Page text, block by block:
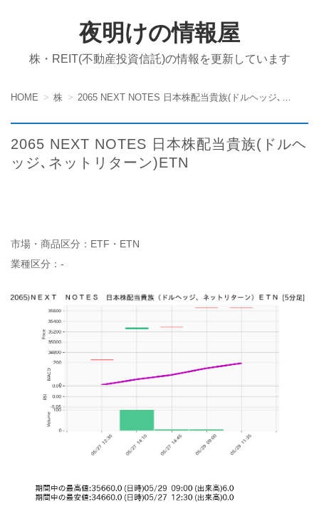
夜明けの情報屋
株・REIT(不動産投資信託)の情報を更新しています
HOME 株 2065 NEXT NOTES 日本株配当貴族(ドルヘッジ､ネットリターン)ETN
2065 NEXT NOTES 日本株配当貴族(ドルヘ
ッジ､ネットリターン)ETN
市場・商品区分：ETF・ETN
業種区分：-